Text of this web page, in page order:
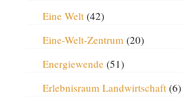
Eine Welt(42)
Eine-Welt-Zentrum(20)
Energiewende(51)
Erlebnisraum Landwirtschaft(6)